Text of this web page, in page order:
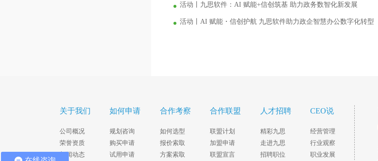
活动丨九思软件：AI 赋能+信创筑基 助力政务数智化新发展
活动丨AI 赋能・信创护航 九思软件助力政企智慧办公数字化转型
关于我们
公司概况
荣誉资质
新闻动态
如何申请
规划咨询
购买申请
试用申请
合作考察
如何选型
报价索取
方案索取
合作联盟
联盟计划
加盟申请
联盟宣言
人才招聘
精彩九思
走进九思
招聘职位
CEO说
经营管理
行业观察
职业发展